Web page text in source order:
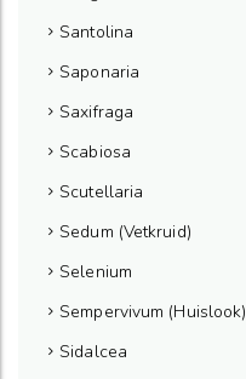
Santolina
Saponaria
Saxifraga
Scabiosa
Scutellaria
Sedum (Vetkruid)
Selenium
Sempervivum (Huislook)
Sidalcea